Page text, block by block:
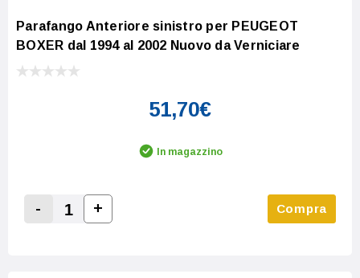
Parafango Anteriore sinistro per PEUGEOT
BOXER dal 1994 al 2002 Nuovo da Verniciare
51,70€
In magazzino
Decrease Quantity:
-
Increase Quantity:
+ Compra